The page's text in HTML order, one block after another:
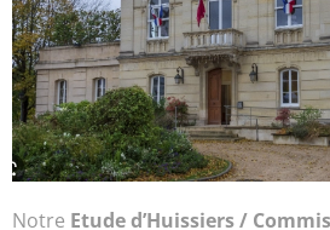
Notre Etude d’Huissiers /